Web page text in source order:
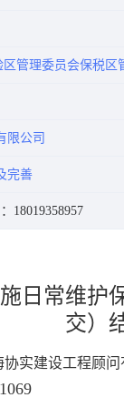
管理委员会保税区
限公司
完善
18019358957
日常维护
交）
协实建设工程顾